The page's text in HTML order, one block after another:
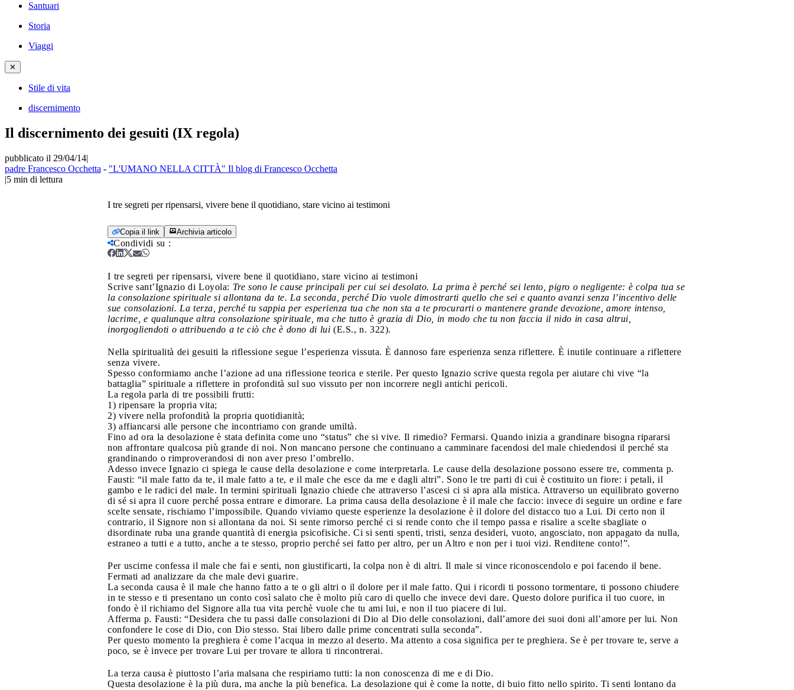
Santuari
Storia
Viaggi
✕
Stile di vita
discernimento
Il discernimento dei gesuiti (IX regola)
pubblicato il 29/04/14|
padre Francesco Occhetta - "L'UMANO NELLA CITTÀ" Il blog di Francesco Occhetta
|5 min di lettura
I tre segreti per ripensarsi, vivere bene il quotidiano, stare vicino ai testimoni
Copia il link Archivia articolo
Condividi su :
I tre segreti per ripensarsi, vivere bene il quotidiano, stare vicino ai testimoni
Scrive sant’Ignazio di Loyola: Tre sono le cause principali per cui sei desolato. La prima è perché sei lento, pigro o negligente: è colpa tua se
la consolazione spirituale si allontana da te. La seconda, perché Dio vuole dimostrarti quello che sei e quanto avanzi senza l’incentivo delle
sue consolazioni. La terza, perché tu sappia per esperienza tua che non sta a te procurarti o mantenere grande devozione, amore intenso,
lacrime, e qualunque altra consolazione spirituale, ma che tutto è grazia di Dio, in modo che tu non faccia il nido in casa altrui,
inorgogliendoti o attribuendo a te ciò che è dono di lui (E.S., n. 322).
Nella spiritualità dei gesuiti la riflessione segue l’esperienza vissuta. È dannoso fare esperienza senza riflettere. È inutile continuare a riflettere
senza vivere.
Spesso conformiamo anche l’azione ad una riflessione teorica e sterile. Per questo Ignazio scrive questa regola per aiutare chi vive “la
battaglia” spirituale a riflettere in profondità sul suo vissuto per non incorrere negli antichi pericoli.
La regola parla di tre possibili frutti:
1) ripensare la propria vita;
2) vivere nella profondità la propria quotidianità;
3) affiancarsi alle persone che incontriamo con grande umiltà.
Fino ad ora la desolazione è stata definita come uno “status” che si vive. Il rimedio? Fermarsi. Quando inizia a grandinare bisogna ripararsi
non affrontare qualcosa più grande di noi. Non mancano persone che continuano a camminare facendosi del male chiedendosi il perché sta
grandinando o rimproverandosi di non aver preso l’ombrello.
Adesso invece Ignazio ci spiega le cause della desolazione e come interpretarla. Le cause della desolazione possono essere tre, commenta p.
Fausti: “il male fatto da te, il male fatto a te, e il male che esce da me e dagli altri”. Sono le tre parti di cui è costituito un fiore: i petali, il
gambo e le radici del male. In termini spirituali Ignazio chiede che attraverso l’ascesi ci si apra alla mistica. Attraverso un equilibrato governo
di sé si apra il cuore perché possa entrare e dimorare. La prima causa della desolazione è il male che faccio: invece di seguire un ordine e fare
scelte sensate, rischiamo l’impossibile. Quando viviamo queste esperienze la desolazione è il dolore del distacco tuo a Lui. Di certo non il
contrario, il Signore non si allontana da noi. Si sente rimorso perché ci si rende conto che il tempo passa e risalire a scelte sbagliate o
disordinate ruba una grande quantità di energia psicofisiche. Ci si senti spenti, tristi, senza desideri, vuoto, angosciato, non appagato da nulla,
estraneo a tutti e a tutto, anche a te stesso, proprio perché sei fatto per altro, per un Altro e non per i tuoi vizi. Renditene conto!”.
Per uscirne confessa il male che fai e senti, non giustificarti, la colpa non è di altri. Il male si vince riconoscendolo e poi facendo il bene.
Fermati ad analizzare da che male devi guarire.
La seconda causa è il male che hanno fatto a te o gli altri o il dolore per il male fatto. Qui i ricordi ti possono tormentare, ti possono chiudere
in te stesso e ti presentano un conto così salato che è molto più caro di quello che invece devi dare. Questo dolore purifica il tuo cuore, in
fondo è il richiamo del Signore alla tua vita perchè vuole che tu ami lui, e non il tuo piacere di lui.
Afferma p. Fausti: “Desidera che tu passi dalle consolazioni di Dio al Dio delle consolazioni, dall’amore dei suoi doni all’amore per lui. Non
confondere le cose di Dio, con Dio stesso. Stai libero dalle prime concentrati sulla seconda”.
Per questo momento la preghiera è come l’acqua in mezzo al deserto. Ma attento a cosa significa per te preghiera. Se è per trovare te, serve a
poco, se è invece per trovare Lui per trovare te allora ti rincontrerai.
La terza causa è piuttosto l’aria malsana che respiriamo tutti: la non conoscenza di me e di Dio.
Questa desolazione è la più dura, ma anche la più benefica. La desolazione qui è come la notte, di buio fitto nello spirito. Ti senti lontano da